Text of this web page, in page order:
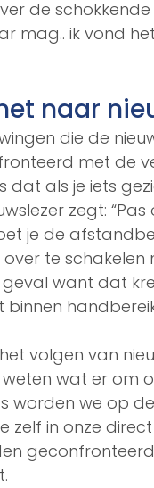
de
mag.. ik vond
naar
die de
met de
dat als je iets
zegt:
je de
te schakelen
want dat
binnen
volgen van
wat er om
worden we op
in onze